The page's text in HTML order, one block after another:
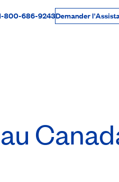
Par téléphone
800-686-9243Demander